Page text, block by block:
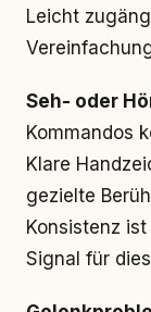
Leicht
Seh- oder
Kommandos
Klare
gezielte
Konsistenz
Signal für